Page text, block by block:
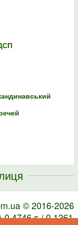
© 2016-2026
s / 0.1261